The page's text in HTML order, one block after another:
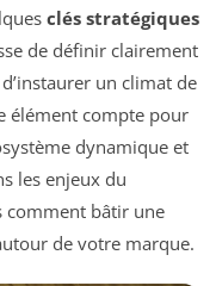
clés stratégiques
de définir clairement
un climat de
élément compte pour
dynamique et
les enjeux du
bâtir une
de votre marque.